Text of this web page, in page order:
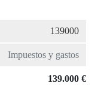
139.000 €